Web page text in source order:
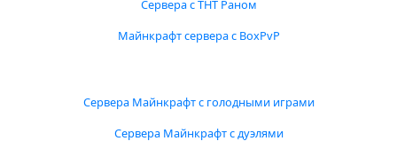
Сервера с ТНТ Раном
Майнкрафт сервера с BoxPvP
Сервера Майнкрафт с голодными играми
Сервера Майнкрафт с дуэлями